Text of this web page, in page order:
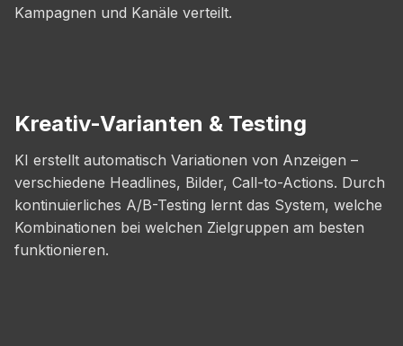
Kampagnen und Kanäle verteilt.
Kreativ-Varianten & Testing
KI erstellt automatisch Variationen von Anzeigen –
verschiedene Headlines, Bilder, Call-to-Actions. Durch
kontinuierliches A/B-Testing lernt das System, welche
Kombinationen bei welchen Zielgruppen am besten
funktionieren.